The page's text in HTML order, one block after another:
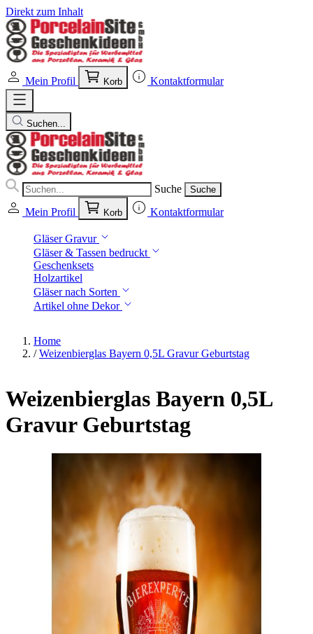
Direkt zum Inhalt
Mein Profil Korb Kontaktformular
Suchen...
Suche Suche
Mein Profil Korb Kontaktformular
Gläser Gravur
Gläser & Tassen bedruckt
Geschenksets
Holzartikel
Gläser nach Sorten
Artikel ohne Dekor
Home
/ Weizenbierglas Bayern 0,5L Gravur Geburtstag
Weizenbierglas Bayern 0,5L
Gravur Geburtstag